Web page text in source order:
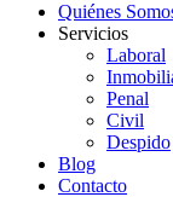
Quiénes
Servicios
Laboral
Penal
Civil
Despido
Blog
Contacto